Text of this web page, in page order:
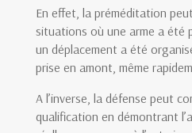
En effet, la préméditation
situations où une arme a été
un déplacement a été
prise en amont, même
A l’inverse, la défense peut
qualification en démontrant